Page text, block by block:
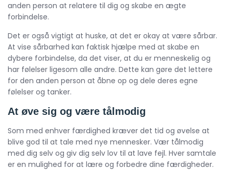
anden person at relatere til dig og skabe en ægte
forbindelse.
Det er også vigtigt at huske, at det er okay at være sårbar.
At vise sårbarhed kan faktisk hjælpe med at skabe en
dybere forbindelse, da det viser, at du er menneskelig og
har følelser ligesom alle andre. Dette kan gøre det lettere
for den anden person at åbne op og dele deres egne
følelser og tanker.
At øve sig og være tålmodig
Som med enhver færdighed kræver det tid og øvelse at
blive god til at tale med nye mennesker. Vær tålmodig
med dig selv og giv dig selv lov til at lave fejl. Hver samtale
er en mulighed for at lære og forbedre dine færdigheder.